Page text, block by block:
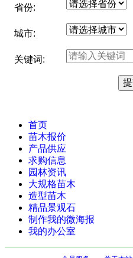
省份:
城市:
关键词:
首页
苗木报价
产品供应
求购信息
园林资讯
大规格苗木
造型苗木
精品景观石
制作我的微海报
我的办公室